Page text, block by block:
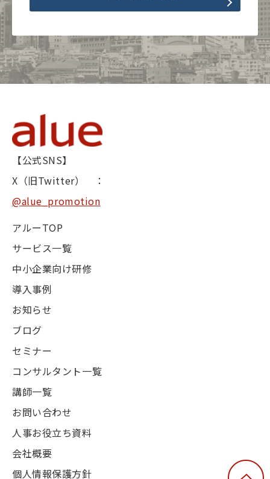
【公式SNS】
X（旧Twitter） ：
@alue_promotion
アルーTOP
サービス一覧
中小企業向け研修
導入事例
お知らせ
ブログ
セミナー
コンサルタント一覧
講師一覧
お問い合わせ
人事お役立ち資料
会社概要
個人情報保護方針